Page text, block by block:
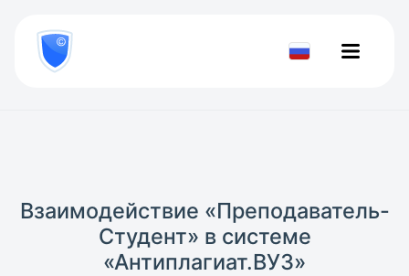
800
777-
81-Проверить
Взаимодействие «Преподаватель-
Студент» в системе
«Антиплагиат.ВУЗ»